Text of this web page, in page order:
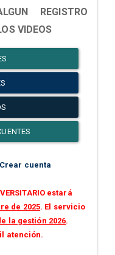
REGISTRO
VIDEOS
Crear cuenta
estará
de 2025. El servicio
la gestión 2026.
atención.